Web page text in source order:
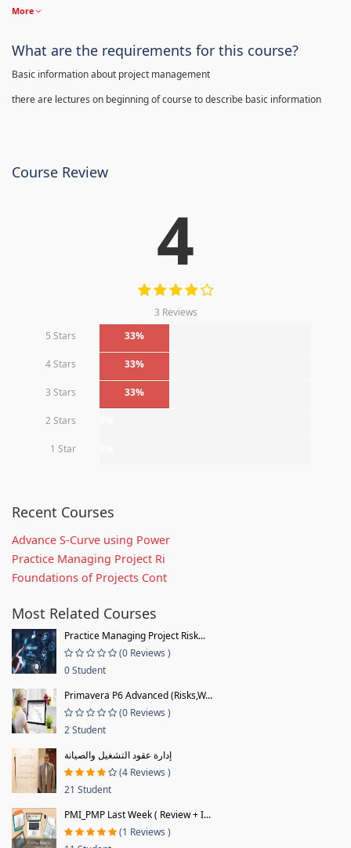
More
What are the requirements for this course?
Basic information about project management
there are lectures on beginning of course to describe basic information
Course Review
4
3 Reviews
5 Stars
33%
4 Stars 33%
3 Stars 33%
2 Stars
1 Star
Recent Courses
Advance S-Curve using Power
Practice Managing Project Ri
Foundations of Projects Cont
Most Related Courses
Practice Managing Project Risk...
(0 Reviews )
0 Student
Primavera P6 Advanced (Risks,W...
(0 Reviews )
2 Student
إدارة عقود التشغيل والصيانة
(4 Reviews )
21 Student
PMI_PMP Last Week ( Review + I...
(1 Reviews )